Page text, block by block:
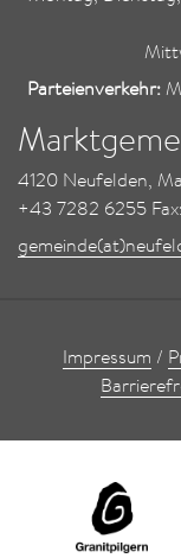
Parteienverkehr:
4120 Neufelden,
+43 7282 6255
Impressum /